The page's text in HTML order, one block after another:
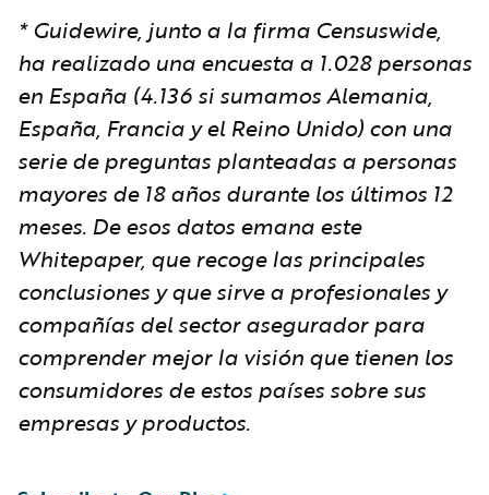
* Guidewire, junto a la firma Censuswide,
ha realizado una encuesta a 1.028 personas
en España (4.136 si sumamos Alemania,
España, Francia y el Reino Unido) con una
serie de preguntas planteadas a personas
mayores de 18 años durante los últimos 12
meses. De esos datos emana este
Whitepaper, que recoge las principales
conclusiones y que sirve a profesionales y
compañías del sector asegurador para
comprender mejor la visión que tienen los
consumidores de estos países sobre sus
empresas y productos.